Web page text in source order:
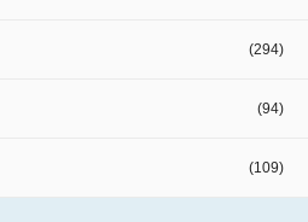
(294)
(94)
(109)